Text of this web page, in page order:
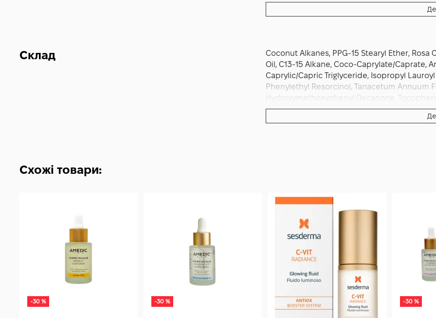
вечір із жорсткими кислотними пілінгами
активні дні, щоб зберегти баланс і
до нового дня.
Склад
Coconut Alkanes, PPG-15 Stearyl Ether,
Oil, C13-15 Alkane, Coco-Caprylate/Caprate,
Caprylic/Capric Triglyceride, Isopropyl
Phenylethyl Resorcinol, Tanacetum Annuum
Hydroxymethoxyphenyl Decanone,
Схожі товари:
-30 % -30 % -30 %